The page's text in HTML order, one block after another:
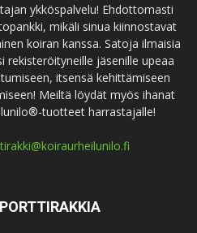
ykköspalvelu! Ehdottomasti
mikäli sinua kiinnostavat
koiran kanssa. Satoja ilmaisia
rekisteröityneille jäsenille upeaa
itsensä kehittämiseen
Meiltä löydät myös ihanat
tuotteet harrastajalle!